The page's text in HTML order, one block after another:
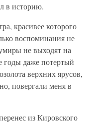
в историю.
красивее которого
воспоминания не
не выходят на
годы даже потертый
верхних ярусов,
повергали меня в
из Кировского